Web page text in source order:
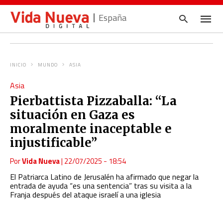
España
INICIO MUNDO ASIA
Asia
Pierbattista Pizzaballa: “La
situación en Gaza es
moralmente inaceptable e
injustificable”
PorVida Nueva| 22/07/2025 - 18:54
El Patriarca Latino de Jerusalén ha afirmado que negar la
entrada de ayuda “es una sentencia” tras su visita a la
Franja después del ataque israelí a una iglesia